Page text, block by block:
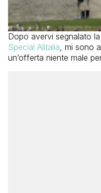
Dopo avervi segnalato
Special Alitalia , mi sono
un’offerta niente male